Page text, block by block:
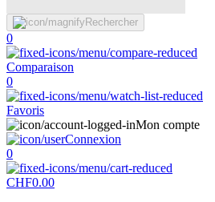
Rechercher
0
Comparaison
0
Favoris
Mon compte
Connexion
0
CHF0.00